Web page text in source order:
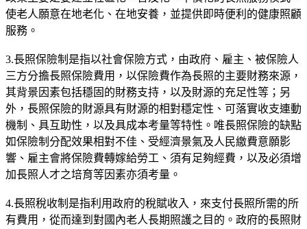
使老人願意在地老化、在地安養，並提供即時便利的健康照顧
服務。
3.長照保險制是指以社會保險方式，由政府、雇主、被保險人
三方分擔長照保險費用，以保險費作為長照的主要財務來源，
其背景因素包括穩固的財務支持，以及財源的充足性等；另
外，長照保險的財源具有財源的相對穩定性、可落實收支連動
機制、具互助性，以及具成本考量等特性。唯長照保險的缺點
如保險制分配效果相對不佳、受經濟景氣及人民繳費意願影
響、雇主會將保險費轉嫁給勞工、須有足夠經費，以及必須增
加長照人才之培育等因素亦須考量。
4.長照稅收制是指利用政府的稅賦收入，來支付長照所需的所
有費用，從而達到對國內老人長期照護之目的。政府的長照財